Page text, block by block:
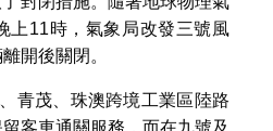
上11時，氣象局改發三號風
開後關閉。
青茂、珠澳跨境工業區陸路